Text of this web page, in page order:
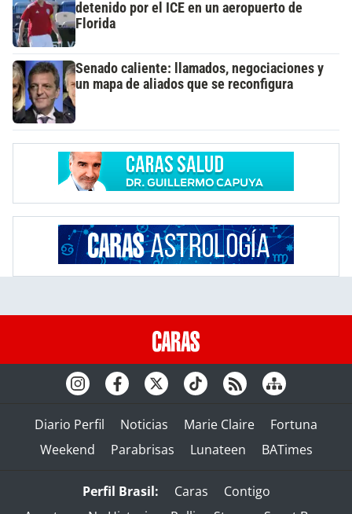
detenido por el ICE en un aeropuerto de
Florida
Senado caliente: llamados, negociaciones y
un mapa de aliados que se reconfigura
Diario Perfil Noticias Marie Claire
Fortuna
Weekend
Parabrisas Lunateen BATimes
Perfil Brasil: Caras
Contigo